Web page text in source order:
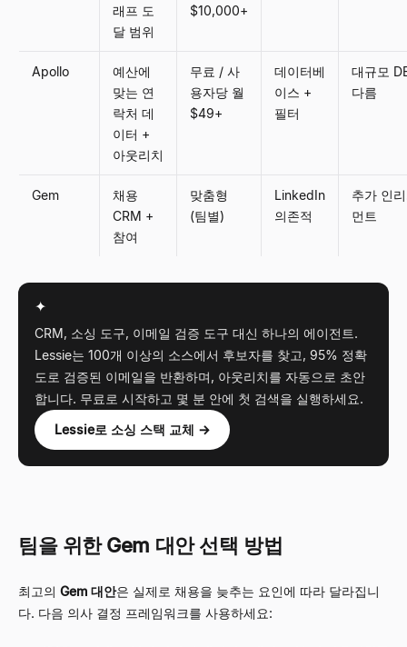
래프 도
달 범위
$10,000+
Apollo
예산에
맞는 연
락처 데
이터 +
아웃리치
무료 / 사
용자당 월
$49+
데이터베
이스 +
필터
대규모
다름
Gem
채용
CRM +
참여
맞춤형
(팀별)
LinkedIn
의존적
추가 인
먼트
✦
CRM, 소싱 도구, 이메일 검증 도구 대신 하나의 에이전트.
Lessie는 100개 이상의 소스에서 후보자를 찾고, 95% 정확
도로 검증된 이메일을 반환하며, 아웃리치를 자동으로 초안
합니다. 무료로 시작하고 몇 분 안에 첫 검색을 실행하세요.
Lessie로 소싱 스택 교체 →
팀을 위한 Gem 대안 선택 방법
최고의 Gem 대안은 실제로 채용을 늦추는 요인에 따라 달라집니
다. 다음 의사 결정 프레임워크를 사용하세요: